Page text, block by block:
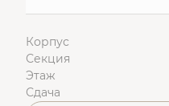
Корпус
Секция
Этаж
Сдача